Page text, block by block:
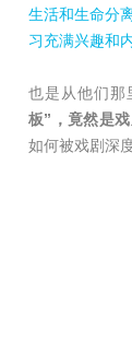
生活和生命分
习充满兴趣和
也是从他们那
板”，竟然是戏
如何被戏剧深